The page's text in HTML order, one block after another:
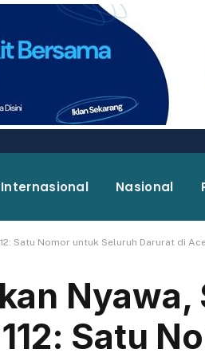
Internasional Nasional
Satu Nomor untuk Seluruh Darurat di
Nyawa,
Satu